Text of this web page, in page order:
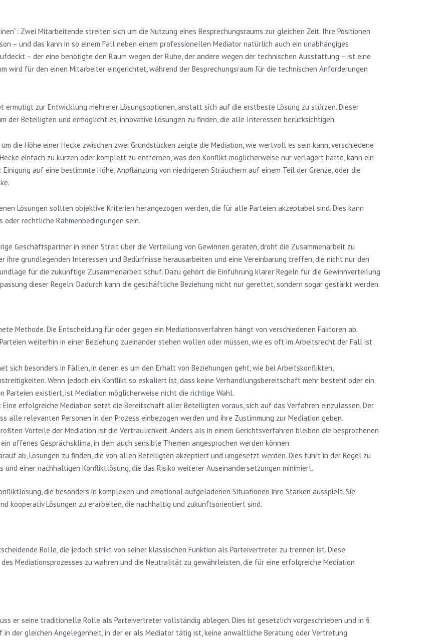
Zwei Mitarbeitende streiten sich um die Nutzung eines Besprechungsraums zur gleichen Zeit. Ihre Positionen
– und das kann in so einem Fall neben einem professionellen Mediator natürlich auch ein unabhängiges
– der eine benötigte den Raum wegen der Ruhe, der andere wegen der technischen Ausstattung – ist eine
wird für den einen Mitarbeiter eingerichtet, während der Besprechungsraum für die technischen Anforderungen
ermutigt zur Entwicklung mehrerer Lösungsoptionen, anstatt sich auf die erstbeste Lösung zu stürzen. Dieser
der Beteiligten und ermöglicht es, innovative Lösungen zu finden, die alle Interessen berücksichtigen.
die Höhe einer Hecke zwischen zwei Grundstücken zeigte die Mediation, wie wertvoll es sein kann, verschiedene
einfach zu kürzen oder komplett zu entfernen, was den Konflikt möglicherweise nur verlagert hätte, kann ein
auf eine bestimmte Höhe, Anpflanzung von niedrigeren Sträuchern auf einem Teil der Grenze, oder die
Lösungen sollten objektive Kriterien herangezogen werden, die für alle Parteien akzeptabel sind. Dies kann
rechtliche Rahmenbedingungen sein.
Geschäftspartner in einen Streit über die Verteilung von Gewinnen geraten, droht die Zusammenarbeit zu
ihre grundlegenden Interessen und Bedürfnisse herausarbeiten und eine Vereinbarung treffen, die nicht nur den
für die zukünftige Zusammenarbeit schuf. Dazu gehört die Einführung klarer Regeln für die Gewinnverteilung
dieser Regeln. Dadurch kann die geschäftliche Beziehung nicht nur gerettet, sondern sogar gestärkt werden.
Methode. Die Entscheidung für oder gegen ein Mediationsverfahren hängt von verschiedenen Faktoren ab.
weiterhin in einer Beziehung zueinander stehen wollen oder müssen, wie es oft im Arbeitsrecht der Fall ist.
sich besonders in Fällen, in denen es um den Erhalt von Beziehungen geht, wie bei Arbeitskonflikten,
Wenn jedoch ein Konflikt so eskaliert ist, dass keine Verhandlungsbereitschaft mehr besteht oder ein
Parteien existiert, ist Mediation möglicherweise nicht die richtige Wahl.
Eine erfolgreiche Mediation setzt die Bereitschaft aller Beteiligten voraus, sich auf das Verfahren einzulassen. Der
alle relevanten Personen in den Prozess einbezogen werden und ihre Zustimmung zur Mediation geben.
Vorteile der Mediation ist die Vertraulichkeit. Anders als in einem Gerichtsverfahren bleiben die besprochenen
offenes Gesprächsklima, in dem auch sensible Themen angesprochen werden können.
ab, Lösungen zu finden, die von allen Beteiligten akzeptiert und umgesetzt werden. Dies führt in der Regel zu
und einer nachhaltigen Konfliktlösung, die das Risiko weiterer Auseinandersetzungen minimiert.
die besonders in komplexen und emotional aufgeladenen Situationen ihre Stärken ausspielt. Sie
kooperativ Lösungen zu erarbeiten, die nachhaltig und zukunftsorientiert sind.
Rolle, die jedoch strikt von seiner klassischen Funktion als Parteivertreter zu trennen ist. Diese
Mediationsprozesses zu wahren und die Neutralität zu gewährleisten, die für eine erfolgreiche Mediation
er seine traditionelle Rolle als Parteivertreter vollständig ablegen. Dies ist gesetzlich vorgeschrieben und in §
in der gleichen Angelegenheit, in der er als Mediator tätig ist, keine anwaltliche Beratung oder Vertretung